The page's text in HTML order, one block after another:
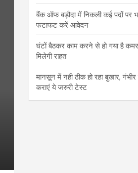
बैंक ऑफ बड़ौदा में निकली कई पदों पर
फटाफट करें आवेदन
घंटों बैठकर काम करने से हो गया है
मिलेगी राहत
मानसून में नही ठीक हो रहा बुखार, गंभीर
कराएं ये जरुरी टेस्ट